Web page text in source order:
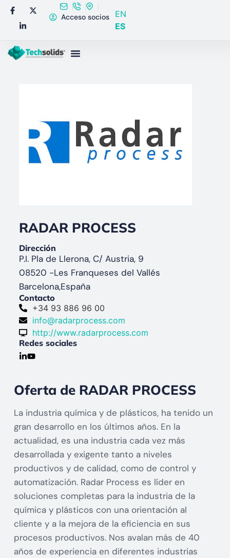
Acceso socios
EN
ES
RADAR PROCESS
Dirección
P.I. Pla de Llerona, C/ Austria, 9
08520 -Les Franqueses del Vallés
Barcelona,España
Contacto
+34 93 886 96 00
info@radarprocess.com
http://www.radarprocess.com
Redes sociales
Oferta de RADAR PROCESS
La industria química y de plásticos, ha tenido un
gran desarrollo en los últimos años. En la
actualidad, es una industria cada vez más
desarrollada y exigente tanto a niveles
productivos y de calidad, como de control y
automatización. Radar Process es líder en
soluciones completas para la industria de la
química y plásticos con una orientación al
cliente y a la mejora de la eficiencia en sus
procesos productivos. Nos avalan más de 40
años de experiencia en diferentes industrias